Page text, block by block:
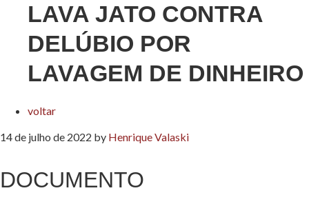
LAVA JATO CONTRA
DELÚBIO POR
LAVAGEM DE DINHEIRO
voltar
14 de julho de 2022 by Henrique Valaski
DOCUMENTO